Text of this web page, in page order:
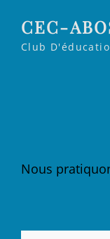
CEC-
Club
Nous